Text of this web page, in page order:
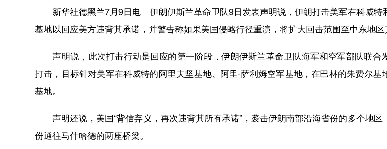
新华社德黑兰7月9日电 伊朗伊斯兰革命卫队9日发表声明说，伊朗打击美军在科威特
基地以回应美方违背其承诺，并警告称如果美国侵略行径重演，将扩大回击范围至中东地区
声明说，此次打击行动是回应的第一阶段，伊朗伊斯兰革命卫队海军和空军部队联合
打击，目标针对美军在科威特的阿里夫坚基地、阿里·萨利姆空军基地，在巴林的朱费尔基
基地。
声明还说，美国“背信弃义，再次违背其所有承诺”，袭击伊朗南部沿海省份的多个地区
份通往马什哈德的两座桥梁。